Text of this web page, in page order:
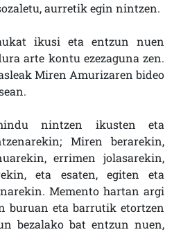
aurretik egin nintzen.
ikusi eta entzun nuen
arte kontu ezezaguna zen.
Miren Amurizaren bideo
nintzen ikusten eta
Miren berarekin,
errimen jolasarekin,
eta esaten, egiten eta
Memento hartan argi
buruan eta barrutik etortzen
bezalako bat entzun nuen,